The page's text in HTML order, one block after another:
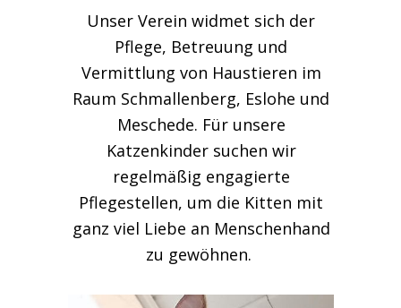
Unser Verein widmet sich der
Pflege, Betreuung und
Vermittlung von Haustieren im
Raum Schmallenberg, Eslohe und
Meschede. Für unsere
Katzenkinder suchen wir
regelmäßig engagierte
Pflegestellen, um die Kitten mit
ganz viel Liebe an Menschenhand
zu gewöhnen.